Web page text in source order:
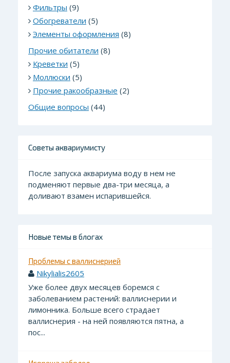
Фильтры (9)
Обогреватели (5)
Элементы оформления (8)
Прочие обитатели (8)
Креветки (5)
Моллюски (5)
Прочие ракообразные (2)
Общие вопросы (44)
Советы аквариумисту
После запуска аквариума воду в нем не
подменяют первые два-три месяца, а
доливают взамен испарившейся.
Новые темы в блогах
Проблемы с валлиснерией
Nikylialis2605
Уже более двух месяцев боремся с
заболеванием растений: валлиснерии и
лимонника. Больше всего страдает
валлиснерия - на ней появляются пятна, а
пос...